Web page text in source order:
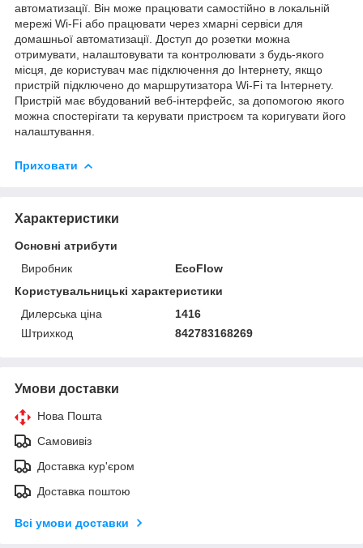
автоматизації. Він може працювати самостійно в локальній
мережі Wi-Fi або працювати через хмарні сервіси для
домашньої автоматизації. Доступ до розетки можна
отримувати, налаштовувати та контролювати з будь-якого
місця, де користувач має підключення до Інтернету, якщо
пристрій підключено до маршрутизатора Wi-Fi та Інтернету.
Пристрій має вбудований веб-інтерфейс, за допомогою якого
можна спостерігати та керувати пристроєм та коригувати його
налаштування.
Приховати
Характеристики
Основні атрибути
Виробник
EcoFlow
Користувальницькі характеристики
Дилерська ціна
1416
Штрихкод
842783168269
Умови доставки
Нова Пошта
Самовивіз
Доставка кур'єром
Доставка поштою
Всі умови доставки